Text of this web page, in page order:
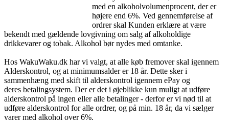
med en alkoholvolumenprocent, der er
højere end 6%. Ved gennemførelse af
ordrer skal Kunden erklære at være
bekendt med gældende lovgivning om salg af alkoholdige
drikkevarer og tobak. Alkohol bør nydes med omtanke.
Hos WakuWaku.dk har vi valgt, at alle køb fremover skal igennem
Alderskontrol, og at minimumsalder er 18 år. Dette sker i
sammenhæng med skift til alderskontrol igennem ePay og
deres betalingsystem. Der er det i øjeblikke kun muligt at udføre
alderskontrol på ingen eller alle betalinger - derfor er vi nød til at
udføre alderskontrol for alle ordrer, og på min. 18 år, da vi sælger
varer med alkohol over 6%.